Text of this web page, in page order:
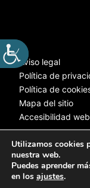
Aviso legal
Política de
Política de
Mapa del sitio
Accesibilidad web
© 2025 Web
Utilizamos cookies
nuestra web.
Puedes aprender
en los ajustes.